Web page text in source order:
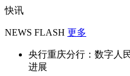
快讯
NEWS FLASH 更多
央行重庆分行：数字人
进展